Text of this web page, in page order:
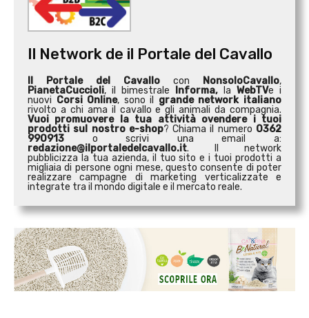
Il Network de il Portale del Cavallo
Il Portale del Cavallo con NonsoloCavallo,
PianetaCuccioli, il bimestrale Informa, la WebTVe i
nuovi Corsi Online, sono il grande network italiano
rivolto a chi ama il cavallo e gli animali da compagnia.
Vuoi promuovere la tua attività ovendere i tuoi
prodotti sul nostro e-shop? Chiama il numero 0362
990913 o scrivi una email a:
redazione@ilportaledelcavallo.it. Il network
pubblicizza la tua azienda, il tuo sito e i tuoi prodotti a
migliaia di persone ogni mese, questo consente di poter
realizzare campagne di marketing verticalizzate e
integrate tra il mondo digitale e il mercato reale.